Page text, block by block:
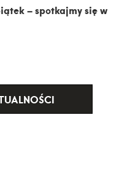
– spotkajmy się w